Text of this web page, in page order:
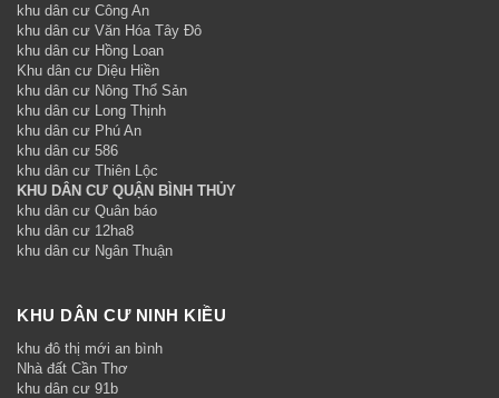
khu dân cư Công An
khu dân cư Văn Hóa Tây Đô
khu dân cư Hồng Loan
Khu dân cư Diệu Hiền
khu dân cư Nông Thổ Sản
khu dân cư Long Thịnh
khu dân cư Phú An
khu dân cư 586
khu dân cư Thiên Lộc
KHU DÂN CƯ QUẬN BÌNH THỦY
khu dân cư Quân báo
khu dân cư 12ha8
khu dân cư Ngân Thuận
KHU DÂN CƯ NINH KIỀU
khu đô thị mới an bình
Nhà đất Cần Thơ
khu dân cư 91b